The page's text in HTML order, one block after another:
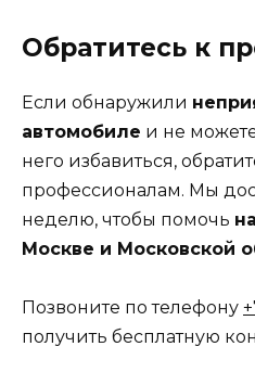
Обратитесь к
Если обнаружили
автомобиле и не
него избавиться,
профессионалам. Мы
неделю, чтобы помочь
Москве и Московской
Позвоните по телефону
получить бесплатную